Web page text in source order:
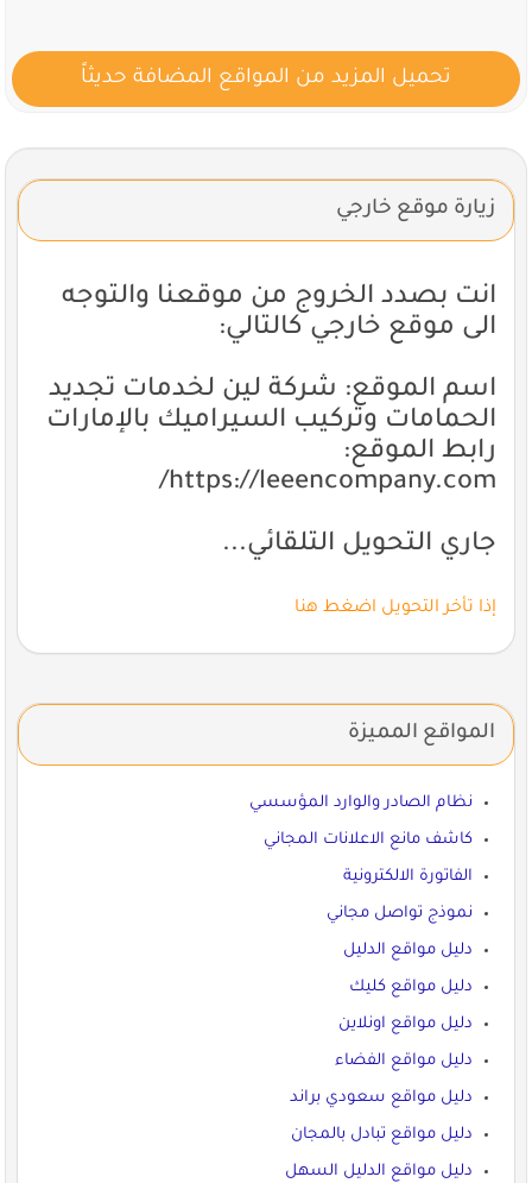
تحميل المزيد من المواقع المضافة حديثاً
زيارة موقع خارجي
انت بصدد الخروج من موقعنا والتوجه
الى موقع خارجي كالتالي:
اسم الموقع: شركة لين لخدمات تجديد
الحمامات وتركيب السيراميك بالإمارات
رابط الموقع:
https://leeencompany.com/
جاري التحويل التلقائي...
إذا تأخر التحويل اضغط هنا
المواقع المميزة
نظام الصادر والوارد المؤسسي
كاشف مانع الاعلانات المجاني
الفاتورة الالكترونية
نموذج تواصل مجاني
دليل مواقع الدليل
دليل مواقع كليك
دليل مواقع اونلاين
دليل مواقع الفضاء
دليل مواقع سعودي براند
دليل مواقع تبادل بالمجان
دليل مواقع الدليل السهل